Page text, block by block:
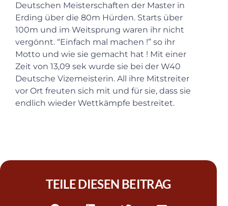
Deutschen Meisterschaften der Master in
Erding über die 80m Hürden. Starts über
100m und im Weitsprung waren ihr nicht
vergönnt. “Einfach mal machen !” so ihr
Motto und wie sie gemacht hat ! Mit einer
Zeit von 13,09 sek wurde sie bei der W40
Deutsche Vizemeisterin. All ihre Mitstreiter
vor Ort freuten sich mit und für sie, dass sie
endlich wieder Wettkämpfe bestreitet.
TEILE DIESEN BEITRAG